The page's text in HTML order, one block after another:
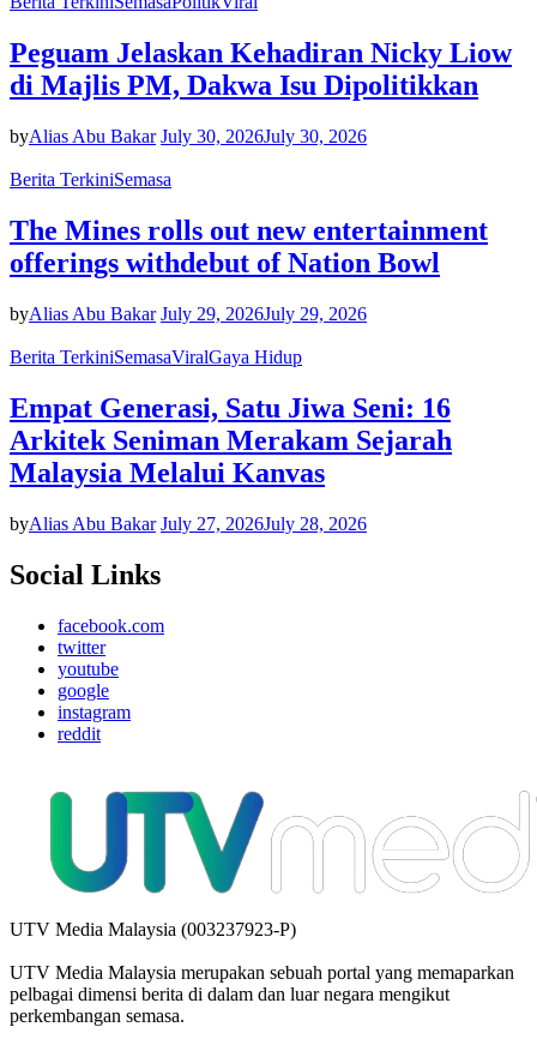
Peguam Jelaskan Kehadiran Nicky Liow
di Majlis PM, Dakwa Isu Dipolitikkan
byAlias Abu Bakar July 30, 2026July 30, 2026
Berita TerkiniSemasa
The Mines rolls out new entertainment
offerings withdebut of Nation Bowl
byAlias Abu Bakar July 29, 2026July 29, 2026
Berita TerkiniSemasaViralGaya Hidup
Empat Generasi, Satu Jiwa Seni: 16
Arkitek Seniman Merakam Sejarah
Malaysia Melalui Kanvas
byAlias Abu Bakar July 27, 2026July 28, 2026
Social Links
facebook.com
twitter
youtube
google
instagram
reddit
UTV Media Malaysia (003237923-P)
UTV Media Malaysia merupakan sebuah portal yang memaparkan
pelbagai dimensi berita di dalam dan luar negara mengikut
perkembangan semasa.